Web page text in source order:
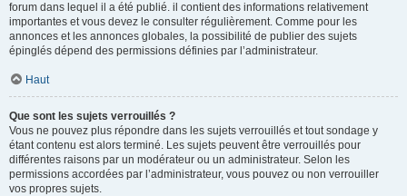
forum dans lequel il a été publié. il contient des informations relativement
importantes et vous devez le consulter régulièrement. Comme pour les
annonces et les annonces globales, la possibilité de publier des sujets
épinglés dépend des permissions définies par l’administrateur.
Haut
Que sont les sujets verrouillés ?
Vous ne pouvez plus répondre dans les sujets verrouillés et tout sondage y
étant contenu est alors terminé. Les sujets peuvent être verrouillés pour
différentes raisons par un modérateur ou un administrateur. Selon les
permissions accordées par l’administrateur, vous pouvez ou non verrouiller
vos propres sujets.